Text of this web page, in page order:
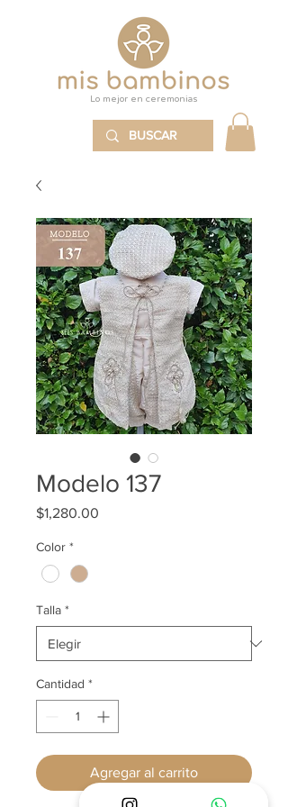
Lo mejor en ceremonias
Modelo 137
$1,280.00
Color *
Talla *
Cantidad *
Agregar al carrito